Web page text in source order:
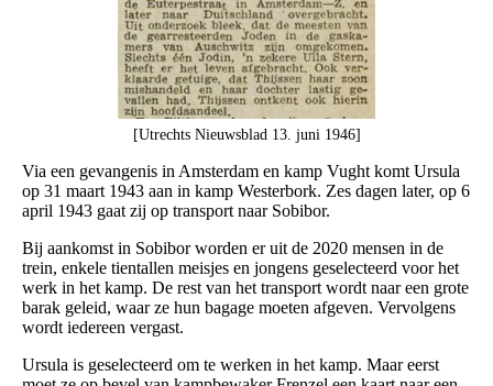
[Utrechts Nieuwsblad 13. juni 1946]
Via een gevangenis in Amsterdam en kamp Vught komt Ursula
op 31 maart 1943 aan in kamp Westerbork. Zes dagen later, op 6
april 1943 gaat zij op transport naar Sobibor.
Bij aankomst in Sobibor worden er uit de 2020 mensen in de
trein, enkele tientallen meisjes en jongens geselecteerd voor het
werk in het kamp. De rest van het transport wordt naar een grote
barak geleid, waar ze hun bagage moeten afgeven. Vervolgens
wordt iedereen vergast.
Ursula is geselecteerd om te werken in het kamp. Maar eerst